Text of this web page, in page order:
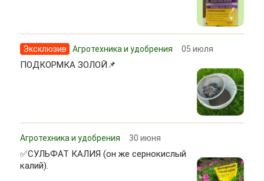
Эксклюзив Агротехника и удобрения 05 июля
ПОДКОРМКА ЗОЛОЙ📌
Агротехника и удобрения 30 июня
✅СУЛЬФАТ КАЛИЯ (он же сернокислый
калий).